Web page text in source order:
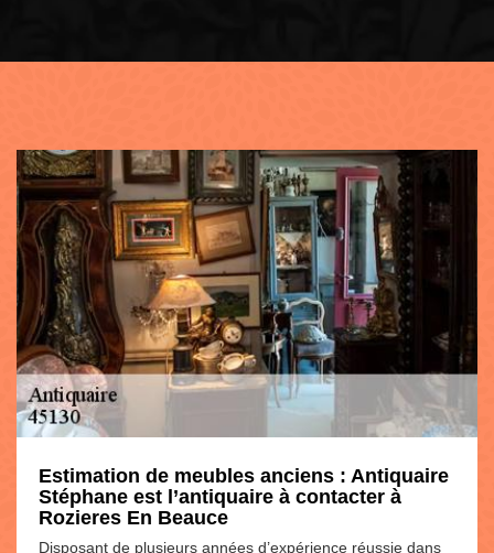
Estimation de meubles anciens : Antiquaire
Stéphane est l’antiquaire à contacter à
Rozieres En Beauce
Disposant de plusieurs années d’expérience réussie dans